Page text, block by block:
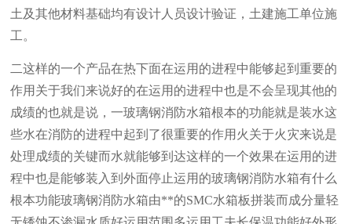
土及其他材料基础均有设计人员设计验证，土建施工单位施
工。
二这样的一个产品在热下面在运用的进程中能够起到重要的
作用关于我们来说好的在运用的进程中也是不会呈现其他的
成绩的也就是说，一玻璃钢消防水箱根本的功能就是装水这
些水在消防的进程中起到了很重要的作用火关于火灾来说是
处理成绩的关键而水就能够到达这样的一个效果在运用的进
程中也是能够装入到外面停止运用的玻璃钢消防水箱有什么
根本功能玻璃钢消防水箱由**的SMC水箱板拼装而成分量轻